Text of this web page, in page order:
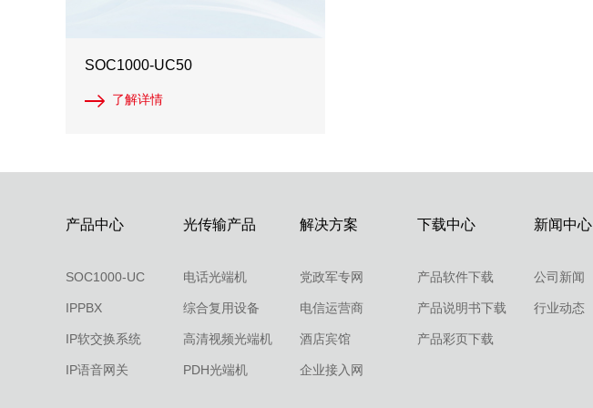
SOC1000-UC50
了解详情
产品中心
SOC1000-UC
IPPBX
IP软交换系统
IP语音网关
光传输产品
电话光端机
综合复用设备
高清视频光端机
PDH光端机
解决方案
党政军专网
电信运营商
酒店宾馆
企业接入网
下载中心
产品软件下载
产品说明书下载
产品彩页下载
新闻中心
公司新闻
行业动态